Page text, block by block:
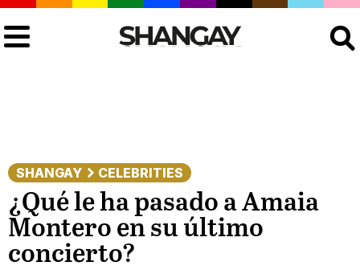
SHANGAY CELEBRITIES
¿Qué le ha pasado a Amaia
Montero en su último
concierto?